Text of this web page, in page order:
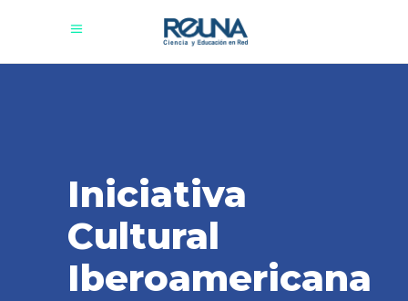
Iniciativa
Cultural
Iberoamericana